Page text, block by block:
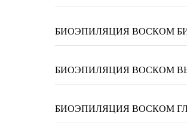
БИОЭПИЛЯЦИЯ ВОСКОМ
БИОЭПИЛЯЦИЯ ВОСКОМ
БИОЭПИЛЯЦИЯ ВОСКОМ